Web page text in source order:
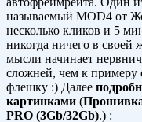
называемый MOD4 от
несколько кликов и 5
никогда ничего в своей
мысли начинает
сложней, чем к примеру
флешку :) Далее
картинками (Прошивка
PRO (3Gb/32Gb).) :